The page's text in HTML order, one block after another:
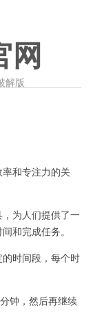
网
解版
和专注力的关
为人们提供了一
和完成任务。
时间段，每个时
钟，然后再继续